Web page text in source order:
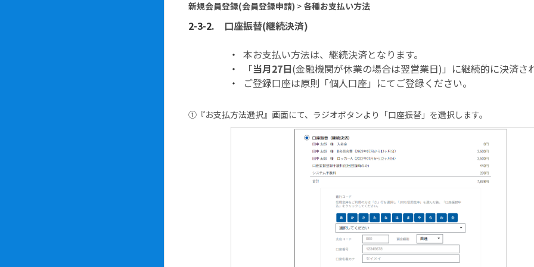
新規会員登録(会員登録申請) > 各種お支払い方法
口座振替(継続決済)
本お支払い方法は、継続決済となります。
「当月27日(金融機関が休業の場合は翌営業日)」に継続的に決済さ
ご登録口座は原則「個人口座」にてご登録ください。
① 『お支払方法選択』画面にて、ラジオボタンより「口座振替」を選択します。